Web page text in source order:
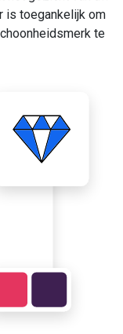
is toegankelijk om
te